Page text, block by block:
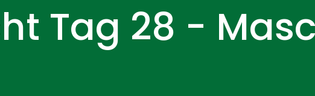
Tag 28 -